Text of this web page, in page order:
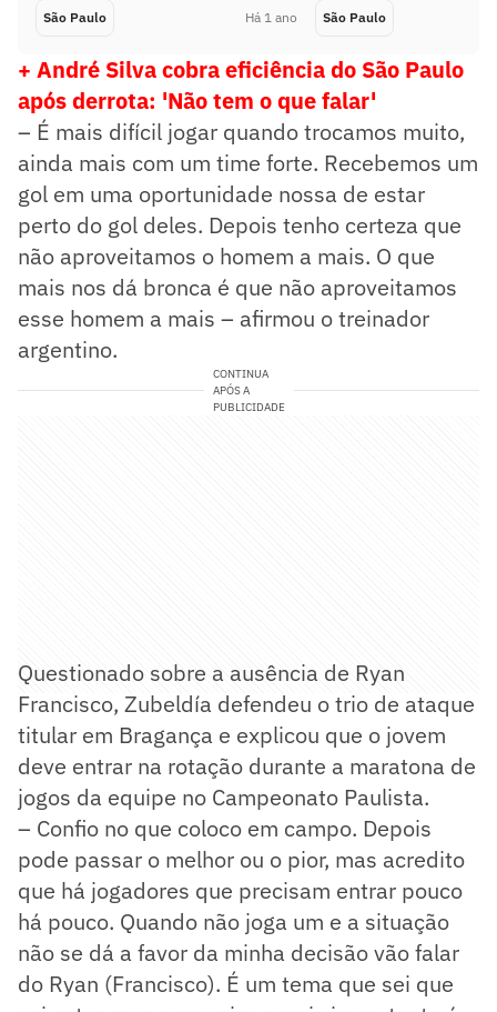
São Paulo Há 1 ano São Paulo
+ André Silva cobra eficiência do São Paulo
após derrota: 'Não tem o que falar'
– É mais difícil jogar quando trocamos muito,
ainda mais com um time forte. Recebemos um
gol em uma oportunidade nossa de estar
perto do gol deles. Depois tenho certeza que
não aproveitamos o homem a mais. O que
mais nos dá bronca é que não aproveitamos
esse homem a mais – afirmou o treinador
argentino.
CONTINUA
APÓS A
PUBLICIDADE
Questionado sobre a ausência de Ryan
Francisco, Zubeldía defendeu o trio de ataque
titular em Bragança e explicou que o jovem
deve entrar na rotação durante a maratona de
jogos da equipe no Campeonato Paulista.
– Confio no que coloco em campo. Depois
pode passar o melhor ou o pior, mas acredito
que há jogadores que precisam entrar pouco
há pouco. Quando não joga um e a situação
não se dá a favor da minha decisão vão falar
do Ryan (Francisco). É um tema que sei que